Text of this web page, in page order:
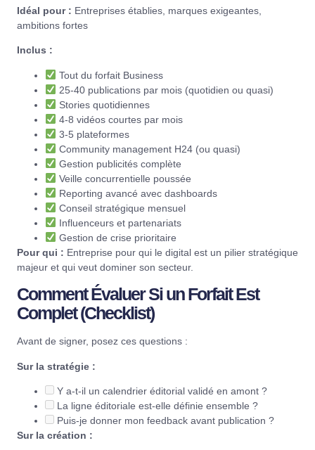
Idéal pour : Entreprises établies, marques exigeantes,
ambitions fortes
Inclus :
Tout du forfait Business
25-40 publications par mois (quotidien ou quasi)
Stories quotidiennes
4-8 vidéos courtes par mois
3-5 plateformes
Community management H24 (ou quasi)
Gestion publicités complète
Veille concurrentielle poussée
Reporting avancé avec dashboards
Conseil stratégique mensuel
Influenceurs et partenariats
Gestion de crise prioritaire
Pour qui : Entreprise pour qui le digital est un pilier stratégique
majeur et qui veut dominer son secteur.
Comment Évaluer Si un Forfait Est
Complet (Checklist)
Avant de signer, posez ces questions :
Sur la stratégie :
Y a-t-il un calendrier éditorial validé en amont ?
La ligne éditoriale est-elle définie ensemble ?
Puis-je donner mon feedback avant publication ?
Sur la création :